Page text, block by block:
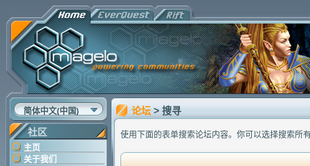
简体中文(中国)
社区
主页
关于我们
论坛 > 搜寻
使用下面的表单搜索论坛内容。你可以选择搜索所